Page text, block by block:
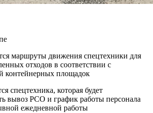
маршруты движения спецтехники для
отходов в соответствии с
контейнерных площадок
спецтехника, которая будет
вывоз РСО и график работы персонала
ежедневной работы